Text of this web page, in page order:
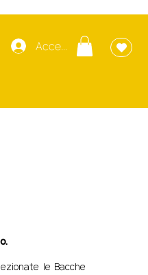
Accedi
le Bacche